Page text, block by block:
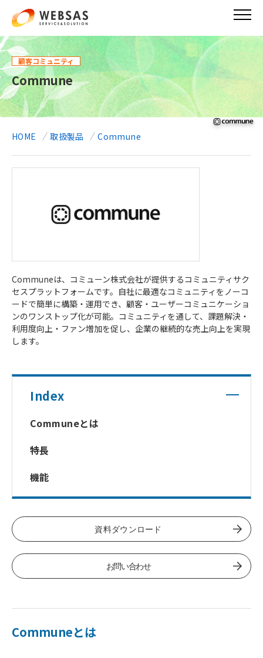
コ
ン
テ
ン
ツ
に
移
顧客コミュニティ
Commune
HOME 取扱製品 Commune
Communeは、コミューン株式会社が提供するコミュニティサク
セスプラットフォームです。自社に最適なコミュニティをノーコ
ードで簡単に構築・運用でき、顧客・ユーザーコミュニケーショ
ンのワンストップ化が可能。コミュニティを通して、課題解決・
利用度向上・ファン増加を促し、企業の継続的な売上向上を実現
します。
Index
Communeとは
特長
機能
資料ダウンロード
お問い合わせ
Communeとは